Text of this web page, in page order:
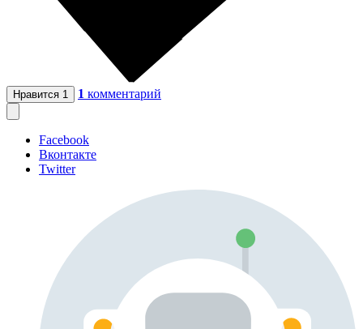
Нравится 1 1 комментарий
Facebook
Вконтакте
Twitter